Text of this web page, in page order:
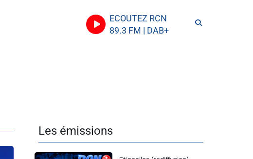
ECOUTEZ RCN
89.3 FM | DAB+
Les émissions